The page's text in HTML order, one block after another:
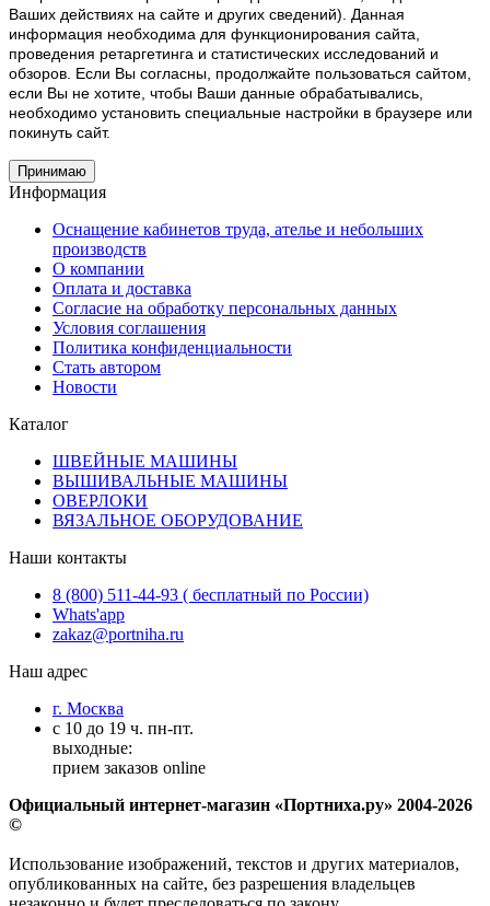
Ваших действиях на сайте и других сведений). Данная
информация необходима для функционирования сайта,
проведения ретаргетинга и статистических исследований и
обзоров. Если Вы согласны, продолжайте пользоваться сайтом,
если Вы не хотите, чтобы Ваши данные обрабатывались,
необходимо установить специальные настройки в браузере или
покинуть сайт.
Принимаю
Информация
Оснащение кабинетов труда, ателье и небольших
производств
О компании
Оплата и доставка
Согласие на обработку персональных данных
Условия соглашения
Политика конфиденциальности
Стать автором
Новости
Каталог
ШВЕЙНЫЕ МАШИНЫ
ВЫШИВАЛЬНЫЕ МАШИНЫ
ОВЕРЛОКИ
ВЯЗАЛЬНОЕ ОБОРУДОВАНИЕ
Наши контакты
8 (800) 511-44-93 ( бесплатный по России)
Whats'app
zakaz@portniha.ru
Наш адрес
г. Москва
с 10 до 19 ч. пн-пт.
выходные:
прием заказов online
Официальный интернет-магазин «Портниха.ру» 2004-2026
©
Использование изображений, текстов и других материалов,
опубликованных на сайте, без разрешения владельцев